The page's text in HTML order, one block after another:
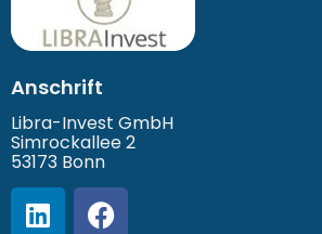
Anschrift
Libra-Invest GmbH
Simrockallee 2
53173 Bonn